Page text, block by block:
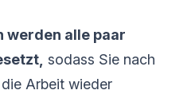
werden alle paar
sodass Sie nach
Arbeit wieder